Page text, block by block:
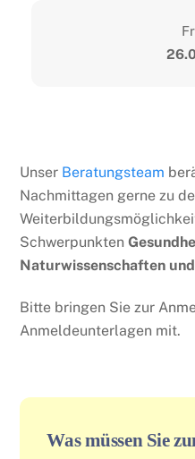
Unser Beratungsteam
Nachmittagen gerne zu
Schwerpunkten
Naturwissenschaften
Bitte bringen Sie zur
Anmeldeunterlagen mit.
Was müssen Sie